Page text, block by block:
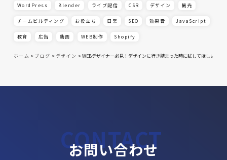
WordPress Blender ライブ配信 CSR デザイン 観光
チームビルディング お役立ち 日常 SEO 効果音 JavaScript
教育 広告 動画 WEB制作 Shopify
ホーム > ブログ > デザイン >WEBデザイナー必見！デザインに行き詰まった時に試してほしい方法
お問い合わせ